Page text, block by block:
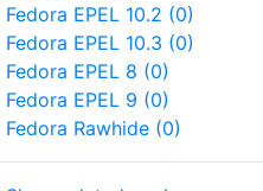
Fedora EPEL 10.2 (0)
Fedora EPEL 10.3 (0)
Fedora EPEL 8 (0)
Fedora EPEL 9 (0)
Fedora Rawhide (0)